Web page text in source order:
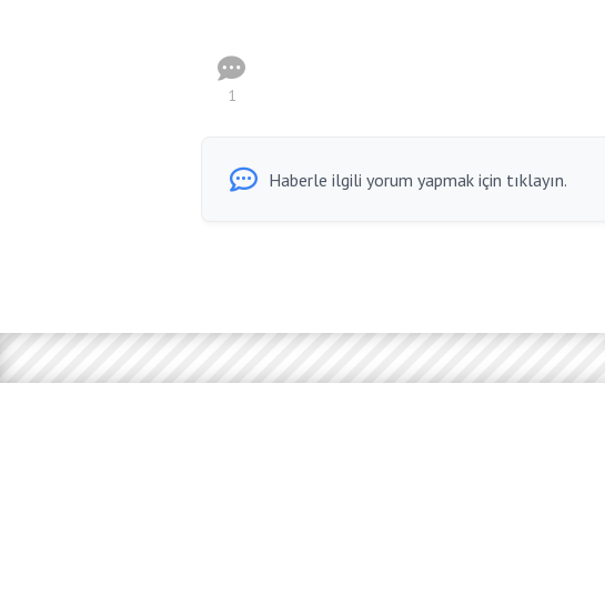
1
Haberle ilgili yorum yapmak için tıklayın.